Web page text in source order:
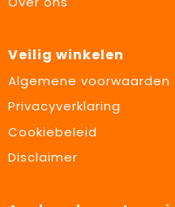
Veilig winkelen
Algemene voorwaarden
Privacyverklaring
Cookiebeleid
Disclaimer